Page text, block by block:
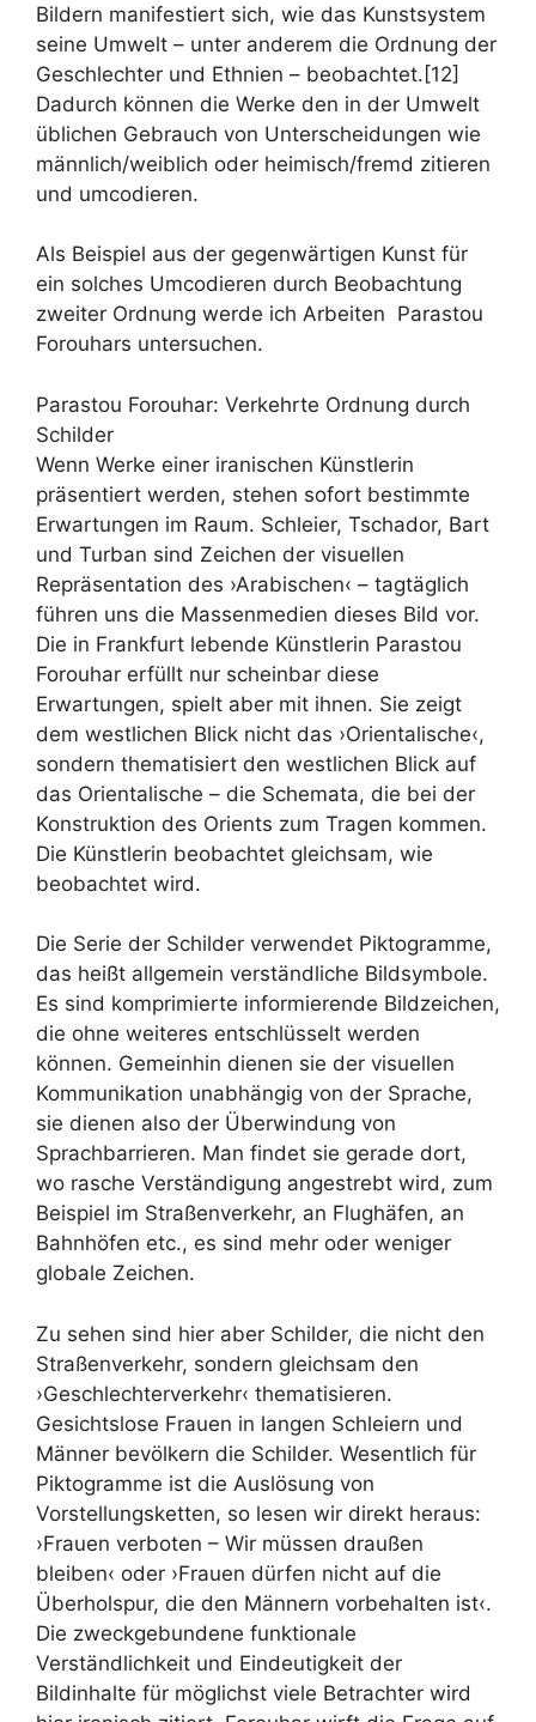
Bildern manifestiert sich, wie das Kunstsystem
seine Umwelt – unter anderem die Ordnung der
Geschlechter und Ethnien – beobachtet.[12]
Dadurch können die Werke den in der Umwelt
üblichen Gebrauch von Unterscheidungen wie
männlich/weiblich oder heimisch/fremd zitieren
und umcodieren.
Als Beispiel aus der gegenwärtigen Kunst für
ein solches Umcodieren durch Beobachtung
zweiter Ordnung werde ich Arbeiten Parastou
Forouhars untersuchen.
Parastou Forouhar: Verkehrte Ordnung durch
Schilder
Wenn Werke einer iranischen Künstlerin
präsentiert werden, stehen sofort bestimmte
Erwartungen im Raum. Schleier, Tschador, Bart
und Turban sind Zeichen der visuellen
Repräsentation des ›Arabischen‹ – tagtäglich
führen uns die Massenmedien dieses Bild vor.
Die in Frankfurt lebende Künstlerin Parastou
Forouhar erfüllt nur scheinbar diese
Erwartungen, spielt aber mit ihnen. Sie zeigt
dem westlichen Blick nicht das ›Orientalische‹,
sondern thematisiert den westlichen Blick auf
das Orientalische – die Schemata, die bei der
Konstruktion des Orients zum Tragen kommen.
Die Künstlerin beobachtet gleichsam, wie
beobachtet wird.
Die Serie der Schilder verwendet Piktogramme,
das heißt allgemein verständliche Bildsymbole.
Es sind komprimierte informierende Bildzeichen,
die ohne weiteres entschlüsselt werden
können. Gemeinhin dienen sie der visuellen
Kommunikation unabhängig von der Sprache,
sie dienen also der Überwindung von
Sprachbarrieren. Man findet sie gerade dort,
wo rasche Verständigung angestrebt wird, zum
Beispiel im Straßenverkehr, an Flughäfen, an
Bahnhöfen etc., es sind mehr oder weniger
globale Zeichen.
Zu sehen sind hier aber Schilder, die nicht den
Straßenverkehr, sondern gleichsam den
›Geschlechterverkehr‹ thematisieren.
Gesichtslose Frauen in langen Schleiern und
Männer bevölkern die Schilder. Wesentlich für
Piktogramme ist die Auslösung von
Vorstellungsketten, so lesen wir direkt heraus:
›Frauen verboten – Wir müssen draußen
bleiben‹ oder ›Frauen dürfen nicht auf die
Überholspur, die den Männern vorbehalten ist‹.
Die zweckgebundene funktionale
Verständlichkeit und Eindeutigkeit der
Bildinhalte für möglichst viele Betrachter wird